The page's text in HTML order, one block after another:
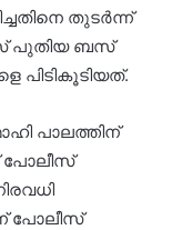
തുടർന്ന്
പുതിയ ബസ്
പിടികൂടിയത്.
പാലത്തിന്
പോലീസ്
പോലീസ്